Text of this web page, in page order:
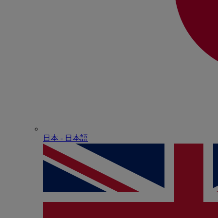
日本 - ⽇本語